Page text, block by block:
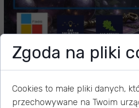
Magiczny
Zgoda na pliki
Cookies to małe pliki danych,
przechowywane na Twoim